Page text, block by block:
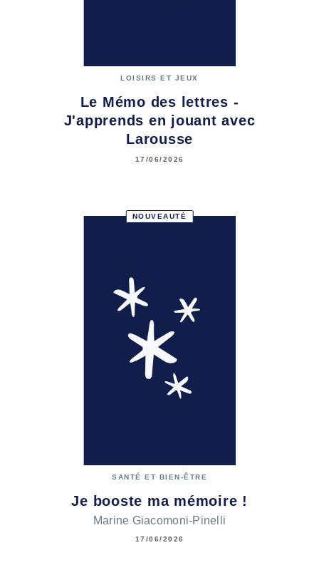
LOISIRS ET JEUX
Le Mémo des lettres -
J'apprends en jouant avec
Larousse
17/06/2026
NOUVEAUTÉ
SANTÉ ET BIEN-ÊTRE
Je booste ma mémoire !
Marine Giacomoni-Pinelli
17/06/2026